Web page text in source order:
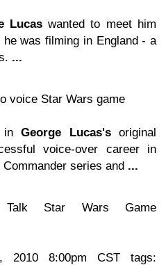
Lucaswanted to meet him
was filming in England - a
...
voice Star Wars game
inGeorge Lucas'soriginal
voice-over career in
series and ...
Talk Star Wars Game
8:00pm CST tags: